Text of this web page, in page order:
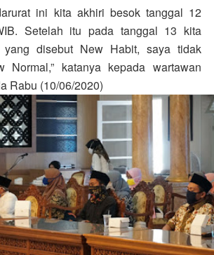
ini kita akhiri besok tanggal 12
Setelah itu pada tanggal 13 kita
yang disebut New Habit, saya tidak
Normal,” katanya kepada wartawan
Rabu (10/06/2020)